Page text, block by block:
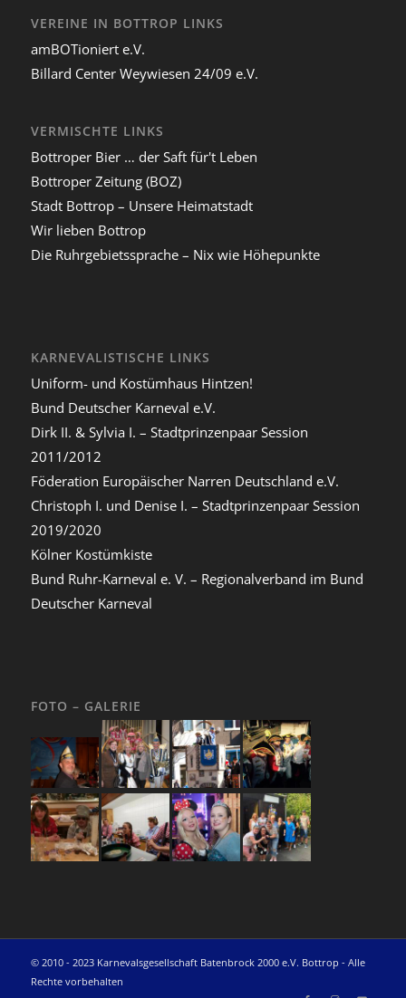
VEREINE IN BOTTROP LINKS
amBOTioniert e.V.
Billard Center Weywiesen 24/09 e.V.
VERMISCHTE LINKS
Bottroper Bier … der Saft für't Leben
Bottroper Zeitung (BOZ)
Stadt Bottrop – Unsere Heimatstadt
Wir lieben Bottrop
Die Ruhrgebietssprache – Nix wie Höhepunkte
KARNEVALISTISCHE LINKS
Uniform- und Kostümhaus Hintzen!
Bund Deutscher Karneval e.V.
Dirk II. & Sylvia I. – Stadtprinzenpaar Session
2011/2012
Föderation Europäischer Narren Deutschland e.V.
Christoph I. und Denise I. – Stadtprinzenpaar Session
2019/2020
Kölner Kostümkiste
Bund Ruhr-Karneval e. V. – Regionalverband im Bund
Deutscher Karneval
FOTO – GALERIE
© 2010 - 2023 Karnevalsgesellschaft Batenbrock 2000 e.V. Bottrop - Alle
Rechte vorbehalten